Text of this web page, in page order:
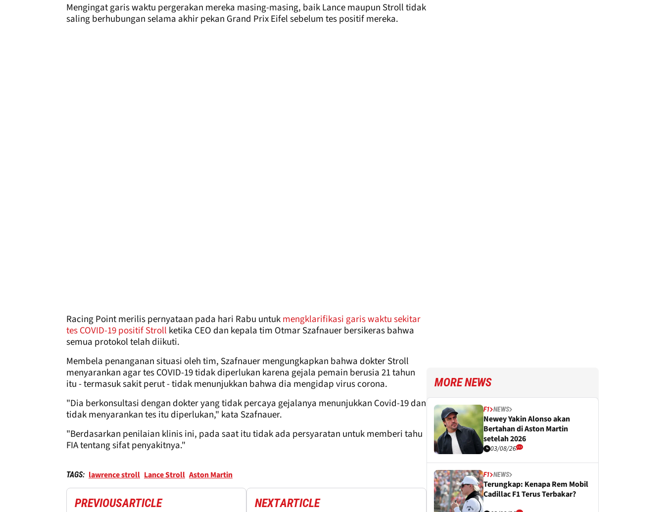
Mengingat garis waktu pergerakan mereka masing-masing, baik Lance maupun Stroll tidak
saling berhubungan selama akhir pekan Grand Prix Eifel sebelum tes positif mereka.
Racing Point merilis pernyataan pada hari Rabu untukmengklarifikasi garis waktu sekitar
tes COVID-19 positif Stroll ketika CEO dan kepala tim Otmar Szafnauer bersikeras bahwa
semua protokol telah diikuti.
Membela penanganan situasi oleh tim, Szafnauer mengungkapkan bahwa dokter Stroll
menyarankan agar tes COVID-19 tidak diperlukan karena gejala pemain berusia 21 tahun
itu - termasuk sakit perut - tidak menunjukkan bahwa dia mengidap virus corona.
"Dia berkonsultasi dengan dokter yang tidak percaya gejalanya menunjukkan Covid-19 dan
tidak menyarankan tes itu diperlukan," kata Szafnauer.
"Berdasarkan penilaian klinis ini, pada saat itu tidak ada persyaratan untuk memberi tahu
FIA tentang sifat penyakitnya."
TAGS: lawrence stroll Lance Stroll Aston Martin
PREVIOUSARTICLE NEXTARTICLE
MORE NEWS
F1 NEWS
Newey Yakin Alonso akan
Bertahan di Aston Martin
setelah 2026
03/08/26
F1 NEWS
Terungkap: Kenapa Rem Mobil
Cadillac F1 Terus Terbakar?